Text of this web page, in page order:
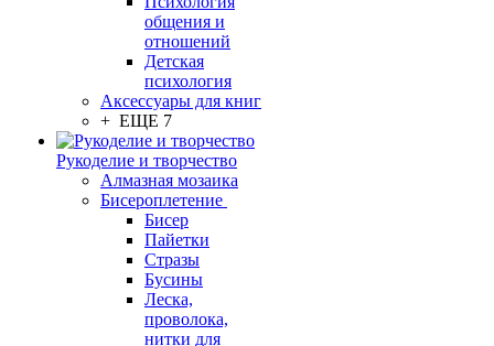
общения и
отношений
Детская
психология
Аксессуары для книг
+ ЕЩЕ 7
Рукоделие и творчество
Алмазная мозаика
Бисероплетение
Бисер
Пайетки
Стразы
Бусины
Леска,
проволока,
нитки для